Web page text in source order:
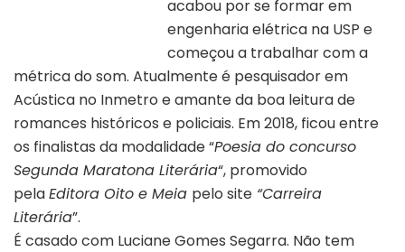
acabou por se formar em
engenharia elétrica na USP e
começou a trabalhar com a
métrica do som. Atualmente é pesquisador em
Acústica no Inmetro e amante da boa leitura de
romances históricos e policiais. Em 2018, ficou entre
os finalistas da modalidade “Poesia do concurso
Segunda Maratona Literária“, promovido
pelaEditora Oito e Meia pelo site “Carreira
Literária”.
É casado com Luciane Gomes Segarra. Não tem